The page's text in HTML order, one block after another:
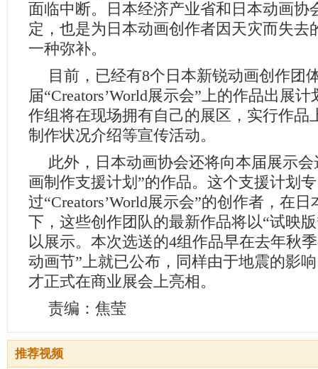
面临中断。日本经济产业省和日本动画协
定，也是为日本动画创作者因天灾而失去
一种弥补。
目前，已经有8个日本新锐动画创作团
届“Creators’World展示会”上的作品出展
作组将在现场拥有自己的展区，实行作品
制作状况介绍等宣传活动。
此外，日本动画协会还将向本届展示
画制作支援计划”的作品。这个支援计划
过“Creators’World展示会”的创作者，在
下，这些创作团队的最新作品将以“试映
以展示。本次选送的4组作品早在去年秋
动画节”上就已公布，同样由于地震的影
才正式在商业展会上亮相。
责编：焦莹
推荐视频